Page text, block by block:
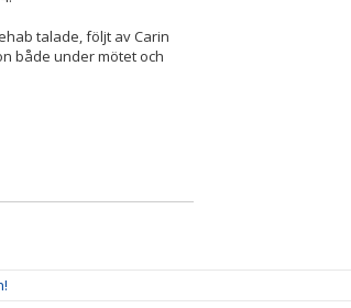
talade, följt av Carin
både under mötet och